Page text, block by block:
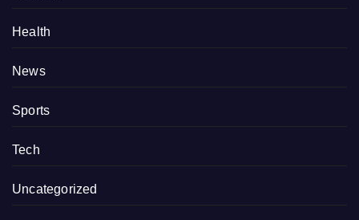
Health
News
Sports
Tech
Uncategorized